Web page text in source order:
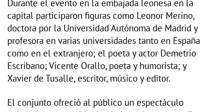
Durante el evento en la embajada leonesa en la
capital participaron figuras como Leonor Merino,
doctora por la Universidad Autónoma de Madrid y
profesora en varias universidades tanto en España
como en el extranjero; el poeta y actor Demetrio
Escribano; Vicente Orallo, poeta y humorista; y
Xavier de Tusalle, escritor, músico y editor.
El conjunto ofreció al público un espectáculo